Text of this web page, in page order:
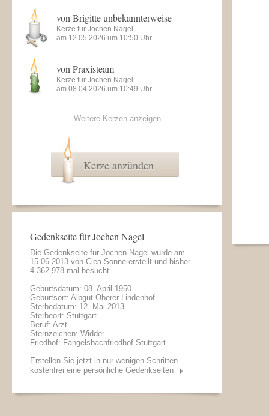
von Brigitte unbekannterweise
Kerze für Jochen Nagel
am 12.05.2026 um 10:50 Uhr
von Praxisteam
Kerze für Jochen Nagel
am 08.04.2026 um 10:49 Uhr
Weitere Kerzen anzeigen
Kerze anzünden
Gedenkseite für Jochen Nagel
Die Gedenkseite für Jochen Nagel wurde am
15.06.2013 von Clea Sonne erstellt und bisher
4.362.978 mal besucht.
Geburtsdatum: 08. April 1950
Geburtsort: Albgut Oberer Lindenhof
Sterbedatum: 12. Mai 2013
Sterbeort: Stuttgart
Beruf: Arzt
Sternzeichen: Widder
Friedhof: Fangelsbachfriedhof Stuttgart
Erstellen Sie jetzt in nur wenigen Schritten
kostenfrei eine persönliche Gedenkseiten